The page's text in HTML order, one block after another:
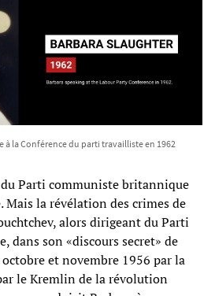
à la Conférence du parti travailliste en 1962
du Parti communiste britannique
Mais la révélation des crimes de
alors dirigeant du Parti
dans son «discours secret» de
et novembre 1956 par la
le Kremlin de la révolution